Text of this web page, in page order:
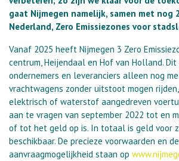
gaat Nijmegen namelijk, samen met nog
Nederland, Zero Emissiezones voor
Vanaf 2025 heeft Nijmegen 3 Zero
centrum, Heijendaal en Hof van Holland.
ondernemers en leveranciers alleen nog
vrachtwagens zonder uitstoot mogen
elektrisch of waterstof aangedreven
aan te vragen van september 2022 tot en
of tot het geld op is. In totaal is geld voor
beschikbaar. De precieze voorwaarden en de
aanvraagmogelijkheid staan op